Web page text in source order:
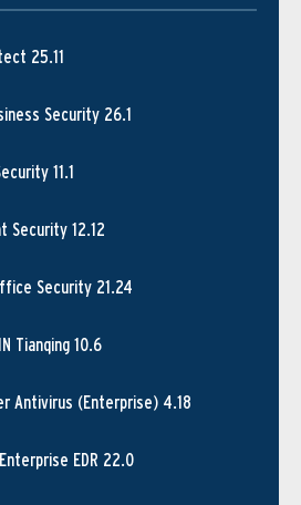
25.11
Security 26.1
11.1
Security 12.12
Security 21.24
Tianqing 10.6
Antivirus (Enterprise) 4.18
EDR 22.0